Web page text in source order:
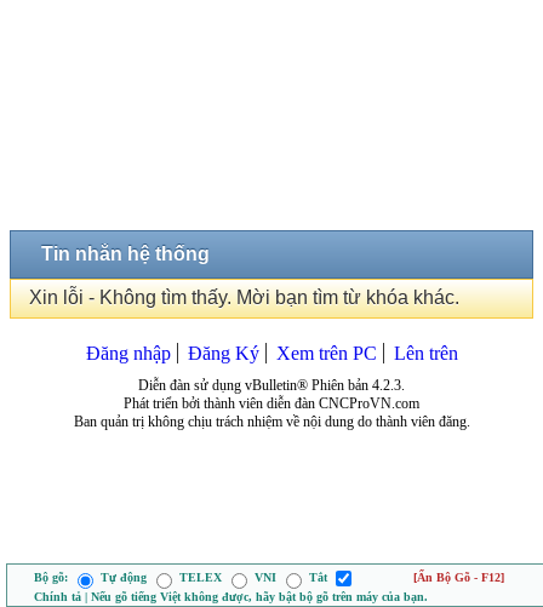
Tin nhắn hệ thống
Xin lỗi - Không tìm thấy. Mời bạn tìm từ khóa khác.
Đăng nhập Đăng Ký Xem trên PC Lên trên
Diễn đàn sử dụng vBulletin® Phiên bản 4.2.3.
Phát triển bởi thành viên diễn đàn CNCProVN.com
Ban quản trị không chịu trách nhiệm về nội dung do thành viên đăng.
Bộ gõ: Tự động TELEX VNI Tắt
[Ẩn Bộ Gõ - F12]
Chính tả | Nếu gõ tiếng Việt không được, hãy bật bộ gõ trên máy của bạn.